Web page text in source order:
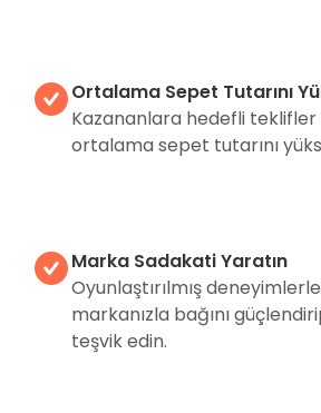
Ortalama Sepet Tutarını
Kazananlara hedefli
ortalama sepet tutarını
Marka Sadakati Yaratın
Oyunlaştırılmış
markanızla bağını
teşvik edin.